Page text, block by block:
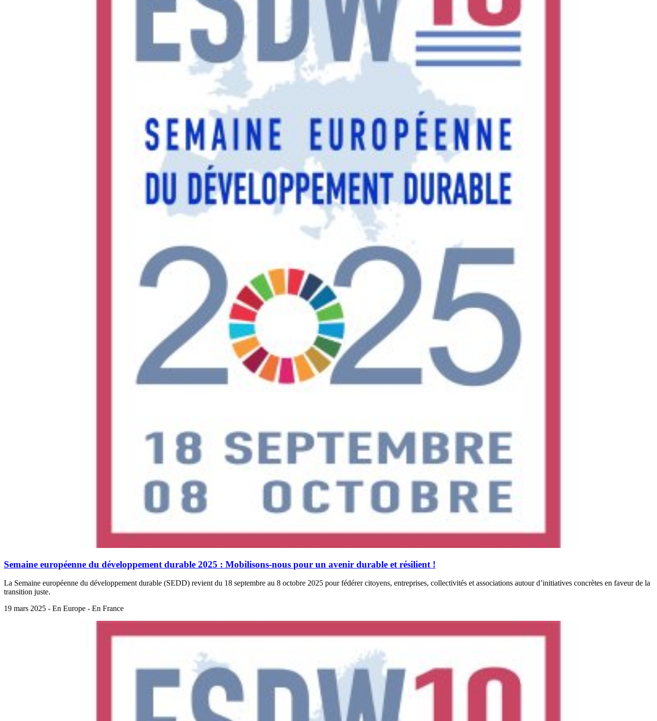
Semaine européenne du développement durable 2025 : Mobilisons-nous pour un avenir durable et résilient !
La Semaine européenne du développement durable (SEDD) revient du 18 septembre au 8 octobre 2025 pour fédérer citoyens, entreprises, collectivités et associations autour d’initiatives concrètes en faveur de la
transition juste.
19 mars 2025 - En Europe - En France